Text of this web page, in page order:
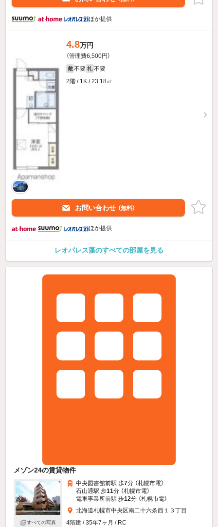
ほか提供
4.8万円
（管理費6,500円）
敷 不要 礼 不要
2階 / 1K / 23.18㎡
お問い合わせ （無料）
ほか提供
レオパレス藻のすべての部屋を見る
メゾン24の賃貸物件
すべての写真
中央図書館前駅 歩7分 （札幌市電）
石山通駅 歩11分 （札幌市電）
電車事業所前駅 歩12分 （札幌市電）
北海道札幌市中央区南二十六条西１３丁目
4階建 / 35年7ヶ月 / RC